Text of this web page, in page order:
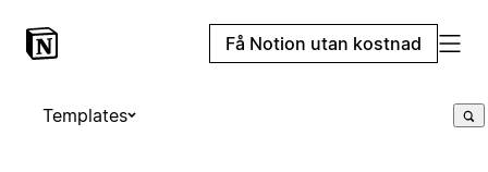
Få Notion utan kostnad
Templates